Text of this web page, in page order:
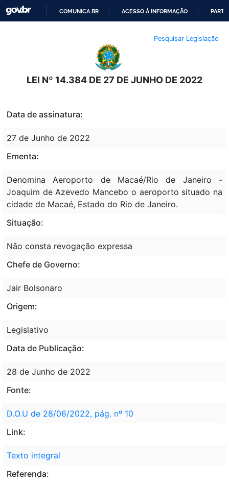
O
CONTEÚDO
COMUNICA BR ACESSO À INFORMAÇÃO
Pesquisar Legislação
LEI Nº 14.384 DE 27 DE JUNHO DE 2022
Data de assinatura:
27 de Junho de 2022
Ementa:
Denomina Aeroporto de Macaé/Rio de Janeiro -
Joaquim de Azevedo Mancebo o aeroporto situado na
cidade de Macaé, Estado do Rio de Janeiro.
Situação:
Não consta revogação expressa
Chefe de Governo:
Jair Bolsonaro
Origem:
Legislativo
Data de Publicação:
28 de Junho de 2022
Fonte:
D.O.U de 28/06/2022, pág. nº 10
Link:
Texto integral
Referenda: